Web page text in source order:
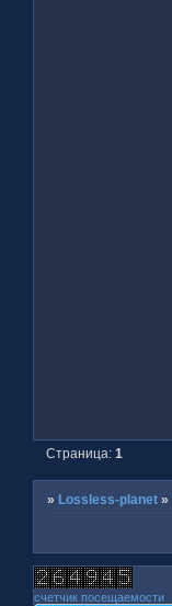
Страница:1
»Lossless-planet »
счетчик посещаемости